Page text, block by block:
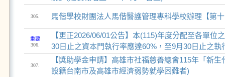
305. 馬偕學校財團法人馬偕醫護管理專科學校辦理【第
重要
306.
【更正2026/06/01公告】本(115)年度分配至各單位
30日止之資本門執行率應達60%，至9月30日止之執
307.
【獎助學金申請】高雄市社福慈善總會115年「新
設籍台南市及高雄市經濟弱勢就學困難者)